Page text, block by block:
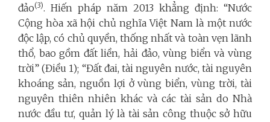
đảo(3). Hiến pháp năm 2013 khẳng định: “Nước
Cộng hòa xã hội chủ nghĩa Việt Nam là một nước
độc lập, có chủ quyền, thống nhất và toàn vẹn lãnh
thổ, bao gồm đất liền, hải đảo, vùng biển và vùng
trời” (Điều 1); “Đất đai, tài nguyên nước, tài nguyên
khoáng sản, nguồn lợi ở vùng biển, vùng trời, tài
nguyên thiên nhiên khác và các tài sản do Nhà
nước đầu tư, quản lý là tài sản công thuộc sở hữu